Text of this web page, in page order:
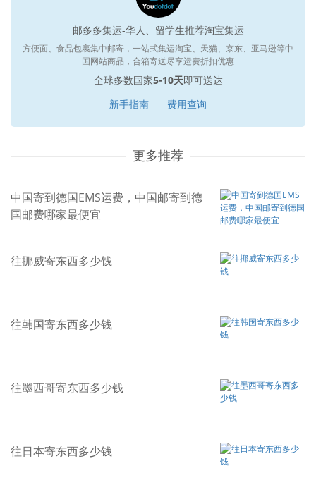
邮多多集运-华人、留学生推荐淘宝集运
方便面、食品包裹集中邮寄，一站式集运淘宝、天猫、京东、亚马逊等中
国网站商品，合箱寄送尽享运费折扣优惠
全球多数国家5-10天即可送达
新手指南
费用查询
更多推荐
中国寄到德国EMS运费，中国邮寄到德
国邮费哪家最便宜
往挪威寄东西多少钱
往韩国寄东西多少钱
往墨西哥寄东西多少钱
往日本寄东西多少钱